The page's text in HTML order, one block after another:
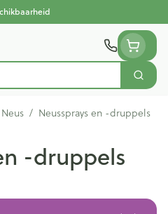
Zoek
Neus / Neussprays en -druppels
-druppels